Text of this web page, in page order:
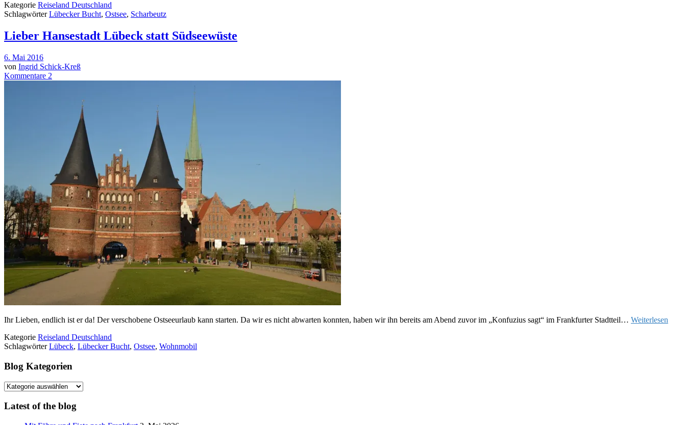
Kategorie Reiseland Deutschland
SchlagwörterLübecker Bucht, Ostsee, Scharbeutz
Lieber Hansestadt Lübeck statt Südseewüste
6. Mai 2016
von Ingrid Schick-Kreß
Kommentare 2
Ihr Lieben, endlich ist er da! Der verschobene Ostseeurlaub kann starten. Da wir es nicht abwarten konnten, haben wir ihn bereits am Abend zuvor im „Konfuzius sagt“ im Frankfurter Stadtteil… Weiterlesen
Kategorie Reiseland Deutschland
SchlagwörterLübeck, Lübecker Bucht, Ostsee, Wohnmobil
Blog Kategorien
Blog
Latest of the blog